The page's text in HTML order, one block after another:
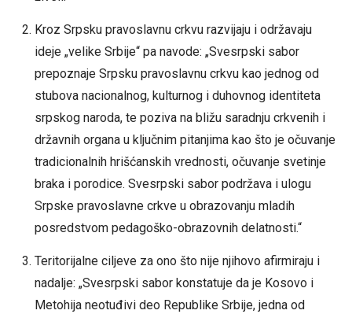
Kroz Srpsku pravoslavnu crkvu razvijaju i održavaju
ideje „velike Srbije“ pa navode: „Svesrpski sabor
prepoznaje Srpsku pravoslavnu crkvu kao jednog od
stubova nacionalnog, kulturnog i duhovnog identiteta
srpskog naroda, te poziva na bližu saradnju crkvenih i
državnih organa u ključnim pitanjima kao što je očuvanje
tradicionalnih hrišćanskih vrednosti, očuvanje svetinje
braka i porodice. Svesrpski sabor podržava i ulogu
Srpske pravoslavne crkve u obrazovanju mladih
posredstvom pedagoško-obrazovnih delatnosti.“
Teritorijalne ciljeve za ono što nije njihovo afirmiraju i
nadalje: „Svesrpski sabor konstatuje da je Kosovo i
Metohija neotuđivi deo Republike Srbije, jedna od